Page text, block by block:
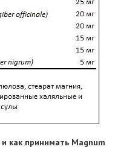
как принимать Magnum